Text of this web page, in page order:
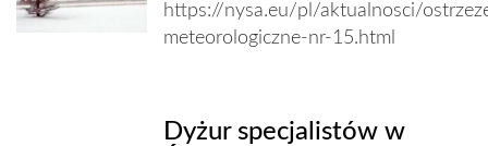
https://nysa.eu/pl/aktualnosci/
meteorologiczne-nr-15.html
Dyżur specjalistów w